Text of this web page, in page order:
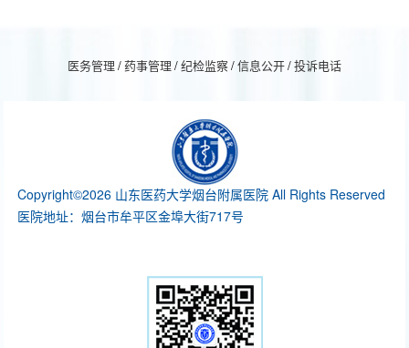
医务管理 /药事管理 /纪检监察/信息公开/投诉电话
Copyright©2026 山东医药大学烟台附属医院 All Rights Reserved
医院地址：烟台市牟平区金埠大街717号